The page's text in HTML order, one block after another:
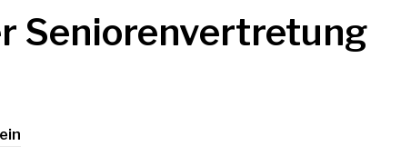
Seniorenvertretung